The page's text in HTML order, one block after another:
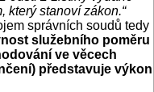
který stanoví zákon.“
správních soudů tedy
služebního poměru
ve věcech
představuje výkon